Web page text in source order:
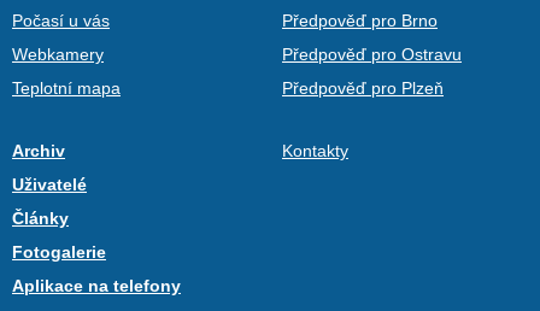
Počasí u vás
Webkamery
Teplotní mapa
Předpověď pro Brno
Předpověď pro Ostravu
Předpověď pro Plzeň
Archiv
Uživatelé
Články
Fotogalerie
Aplikace na telefony
Kontakty